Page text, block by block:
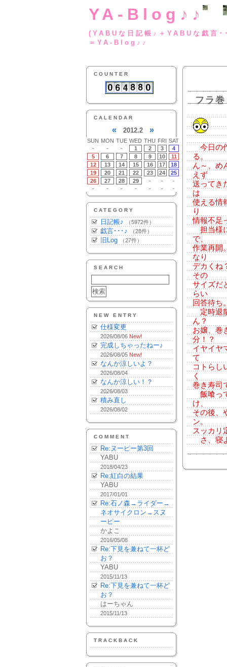
YA-Blog♪♪
(YABUな日記帳♪
＝YA-Blog♪♪
COUNTER
CALENDAR
« 2012.2 »
SUN MON TUE WED THU FRI SAT
-
- - 1 2 3
4
5
6 7 8 9 10
11
12
13 14 15 16 17
18
19
20 21 22 23 24
25
26
27 28 29 - -
-
-
- - - - - -
CATEGORY
日記帳♪ （5972件）
戯言･･･♪ （28件）
旧Log （27件）
SEARCH
NEW ENTRY
仕様変更
2026/08/06 New!
完成しちゃったねー♪
2026/08/05 New!
なんか涼しいよ？
2026/08/04
なんか涼しい！？
2026/08/03
積み直し
2026/08/02
COMMENT
Re:ヌーピー第3回
YABU
2018/04/23
Re:紅白の結果
YABU
2017/01/01
Re:石ノ森→ライダー→
ネオサイクロン→スヌ
ーピー
かよこ
2016/05/08
Re:下見を兼ねて一杯ど
お？
YABU
2015/11/13
Re:下見を兼ねて一杯ど
お？
はーちゃん
2015/11/13
TRACKBACK
フラ
今日の
る。
ん～、め
えず
送ってき
は
使える情
り
情報不足
担当様
で、
作業再開
なり
デカくね
その
サイズだ
らい
回答待ち
定時退
ん？
お嬢、巻
分！？
イヤイヤ
て
コトらし
く
巻き寿司
飯喰っ
け、
その後、
ン。
スッカリ
さ、寝